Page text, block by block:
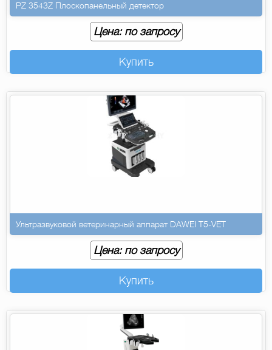
PZ 3543Z Плоскопанельный детектор
Цена: по запросу
Купить
Ультразвуковой ветеринарный аппарат DAWEI T5-VET
Цена: по запросу
Купить